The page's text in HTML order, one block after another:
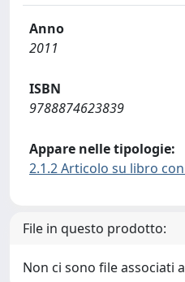
Anno
2011
ISBN
9788874623839
Appare nelle tipologie:
2.1.2 Articolo su libro con
File in questo prodotto:
Non ci sono file associati